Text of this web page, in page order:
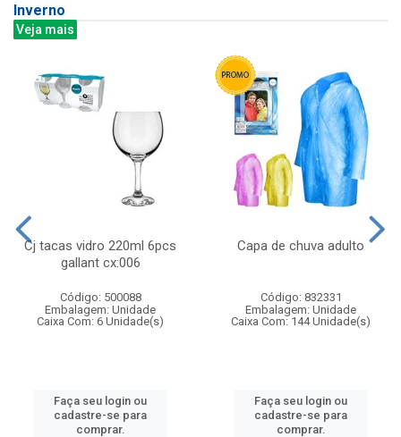
Inverno
Veja mais
Cj tacas vidro 220ml 6pcs
gallant cx:006
Código: 500088
Embalagem: Unidade
Caixa Com: 6 Unidade(s)
Faça seu login ou
cadastre-se para
comprar.
Capa de chuva adulto
Código: 832331
Embalagem: Unidade
Caixa Com: 144 Unidade(s)
Faça seu login ou
cadastre-se para
comprar.